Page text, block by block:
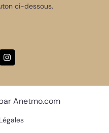
ci-dessous.
Anetmo.com